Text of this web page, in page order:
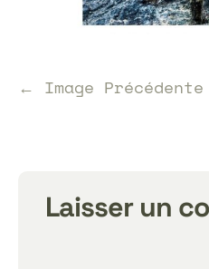
← Image Précédente
Laisser un